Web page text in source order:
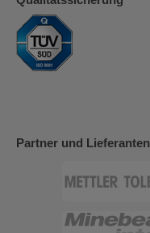
Partner und Lieferanten